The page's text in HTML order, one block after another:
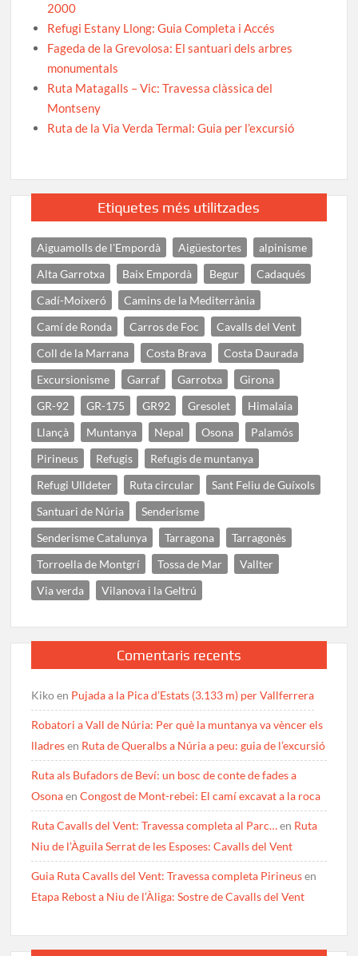
2000
Refugi Estany Llong: Guia Completa i Accés
Fageda de la Grevolosa: El santuari dels arbres
monumentals
Ruta Matagalls – Vic: Travessa clàssica del
Montseny
Ruta de la Via Verda Termal: Guia per l’excursió
Etiquetes més utilitzades
Aiguamolls de l'Empordà Aigüestortes
alpinisme
Alta Garrotxa
Baix Empordà Begur
Cadaqués
Cadí-Moixeró
Camins de la Mediterrània
Camí de Ronda
Carros de Foc
Cavalls del Vent
Coll de la Marrana
Costa Brava
Costa Daurada
Excursionisme
Garraf Garrotxa
Girona
GR-92
GR-175 GR92 Gresolet
Himalaia
Llançà
Muntanya Nepal Osona
Palamós
Pirineus
Refugis
Refugis de muntanya
Refugi Ulldeter
Ruta circular
Sant Feliu de Guíxols
Santuari de Núria
Senderisme
Senderisme Catalunya
Tarragona
Tarragonès
Torroella de Montgrí
Tossa de Mar
Vallter
Via verda
Vilanova i la Geltrú
Comentaris recents
Kikoen Pujada a la Pica d’Estats (3.133 m) per Vallferrera
Robatori a Vall de Núria: Per què la muntanya va vèncer els
lladresen Ruta de Queralbs a Núria a peu: guia de l’excursió
Ruta als Bufadors de Beví: un bosc de conte de fades a
OsonaenCongost de Mont-rebei: El camí excavat a la roca
Ruta Cavalls del Vent: Travessa completa al Parc…en Ruta
Niu de l’Àguila Serrat de les Esposes: Cavalls del Vent
Guia Ruta Cavalls del Vent: Travessa completa Pirineusen
Etapa Rebost a Niu de l’Àliga: Sostre de Cavalls del Vent